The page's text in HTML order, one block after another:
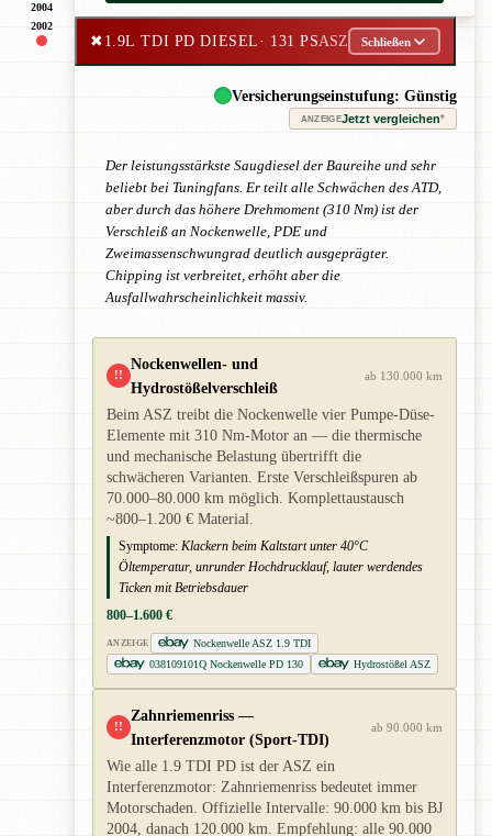
2004
2002
✖1.9L TDI PD DIESEL· 131 PSASZ Schließen
Versicherungseinstufung: Günstig
ANZEIGEJetzt vergleichen*
Der leistungsstärkste Saugdiesel der Baureihe und sehr
beliebt bei Tuningfans. Er teilt alle Schwächen des ATD,
aber durch das höhere Drehmoment (310 Nm) ist der
Verschleiß an Nockenwelle, PDE und
Zweimassenschwungrad deutlich ausgeprägter.
Chipping ist verbreitet, erhöht aber die
Ausfallwahrscheinlichkeit massiv.
!!
Nockenwellen- und
Hydrostößelverschleiß
ab 130.000 km
Beim ASZ treibt die Nockenwelle vier Pumpe-Düse-
Elemente mit 310 Nm-Motor an — die thermische
und mechanische Belastung übertrifft die
schwächeren Varianten. Erste Verschleißspuren ab
70.000–80.000 km möglich. Komplettaustausch
~800–1.200 € Material.
Symptome: Klackern beim Kaltstart unter 40°C
Öltemperatur, unrunder Hochdrucklauf, lauter werdendes
Ticken mit Betriebsdauer
800–1.600 €
ANZEIGE
Nockenwelle ASZ 1.9 TDI
038109101Q Nockenwelle PD 130
Hydrostößel ASZ
!!
Zahnriemenriss —
Interferenzmotor (Sport-TDI)
ab 90.000 km
Wie alle 1.9 TDI PD ist der ASZ ein
Interferenzmotor: Zahnriemenriss bedeutet immer
Motorschaden. Offizielle Intervalle: 90.000 km bis BJ
2004, danach 120.000 km. Empfehlung: alle 90.000